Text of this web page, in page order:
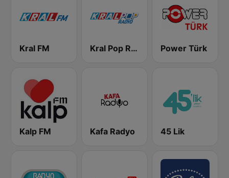
Kral FM Kral Pop Radyo Power Türk
Kalp FM Kafa Radyo 45 Lik